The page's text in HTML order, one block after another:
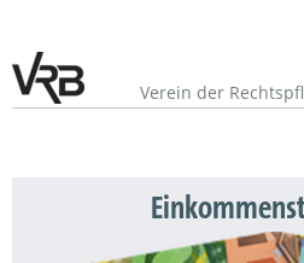
Verein der